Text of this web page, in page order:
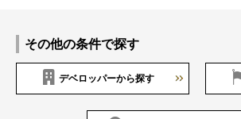
その他の条件で探す
デベロッパーから探す